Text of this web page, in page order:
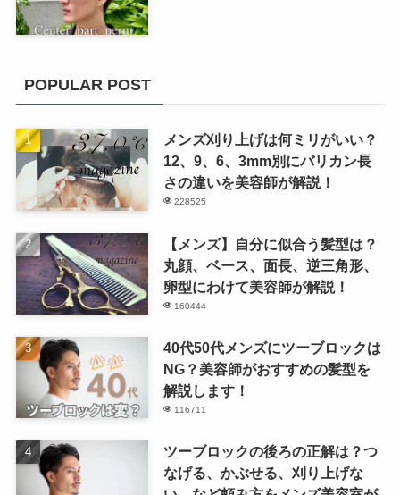
POPULAR POST
メンズ刈り上げは何ミリがいい？
12、9、6、3mm別にバリカン長
さの違いを美容師が解説！
228525
【メンズ】自分に似合う髪型は？
丸顔、ベース、面長、逆三角形、
卵型にわけて美容師が解説！
160444
40代50代メンズにツーブロックは
NG？美容師がおすすめの髪型を
解説します！
116711
ツーブロックの後ろの正解は？つ
なげる、かぶせる、刈り上げな